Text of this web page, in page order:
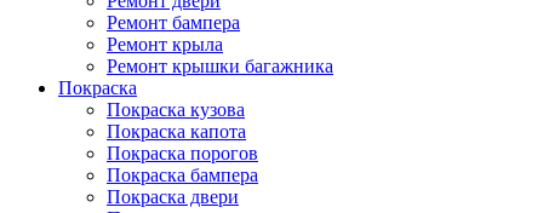
Ремонт бампера
Ремонт крыла
Ремонт крышки багажника
Покраска
Покраска кузова
Покраска капота
Покраска порогов
Покраска бампера
Покраска двери